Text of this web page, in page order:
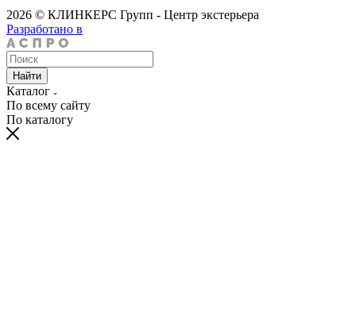
2026 © КЛИНКЕРС Групп - Центр экстерьера
Разработано в
Найти
Каталог
По всему сайту
По каталогу